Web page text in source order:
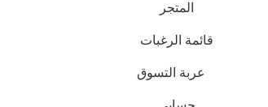
المتجر
قائمة الرغبات
عربة التسوق